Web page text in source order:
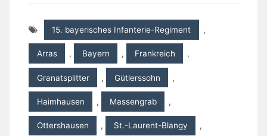
15. bayerisches Infanterie-Regiment ,
Arras , Bayern , Frankreich ,
Granatsplitter , Gütlerssohn ,
Haimhausen , Massengrab ,
Ottershausen , St.-Laurent-Blangy ,